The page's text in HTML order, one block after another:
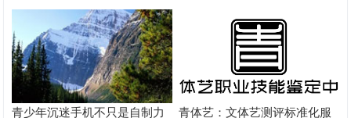
推荐
青少年沉迷手机不只是自制力
青体艺：文体艺测评标准化服